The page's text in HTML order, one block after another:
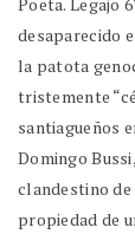
desaparecido
la patota
tristemente
santiagueños
Domingo
clandestino de
propiedad de